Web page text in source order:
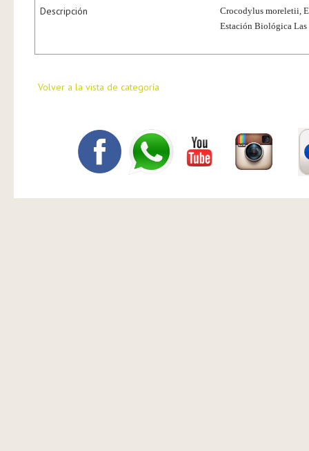
Descripción
Crocodylus moreletii,
Estación Biológica Las
Volver a la vista de categoría